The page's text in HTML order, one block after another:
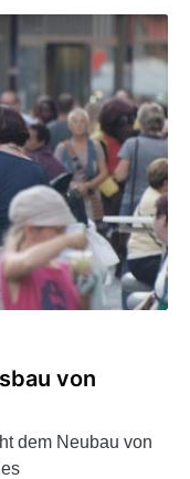
von
dem Neubau von